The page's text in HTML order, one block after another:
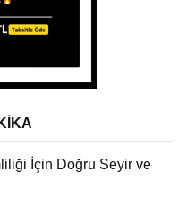
İçin Doğru Seyir ve